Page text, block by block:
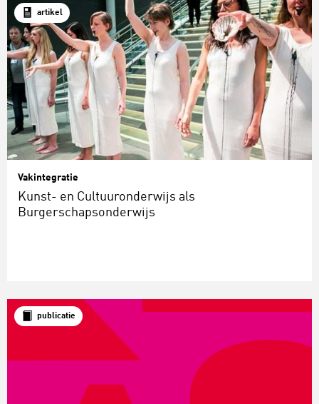
artikel
Vakintegratie
Kunst- en Cultuuronderwijs als
Burgerschapsonderwijs
publicatie